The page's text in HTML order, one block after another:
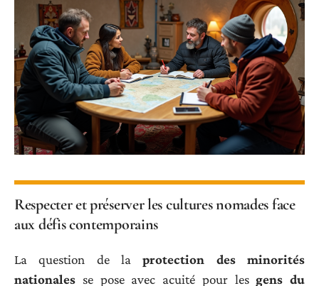
Respecter et préserver les cultures nomades face
aux défis contemporains
La question de laprotection des minorités
nationales se pose avec acuité pour lesgens du